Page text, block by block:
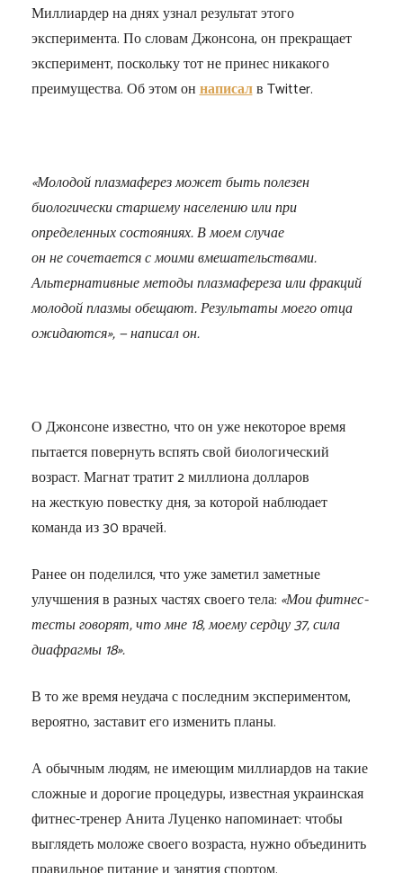
Миллиардер на днях узнал результат этого
эксперимента. По словам Джонсона, он прекращает
эксперимент, поскольку тот не принес никакого
преимущества. Об этом оннаписалв Twitter.
«Молодой плазмаферез может быть полезен
биологически старшему населению или при
определенных состояниях. В моем случае
он не сочетается с моими вмешательствами.
Альтернативные методы плазмафереза или фракций
молодой плазмы обещают. Результаты моего отца
ожидаются», — написал он.
О Джонсоне известно, что он уже некоторое время
пытается повернуть вспять свой биологический
возраст. Магнат тратит 2 миллиона долларов
на жесткую повестку дня, за которой наблюдает
команда из 30 врачей.
Ранее он поделился, что уже заметил заметные
улучшения в разных частях своего тела: «Мои фитнес-
тесты говорят, что мне 18, моему сердцу 37, сила
диафрагмы 18».
В то же время неудача с последним экспериментом,
вероятно, заставит его изменить планы.
А обычным людям, не имеющим миллиардов на такие
сложные и дорогие процедуры, известная украинская
фитнес-тренер Анита Луценко напоминает: чтобы
выглядеть моложе своего возраста, нужно объединить